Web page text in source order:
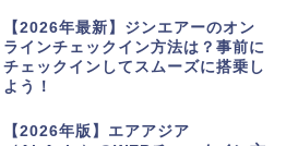
【2026年最新】ジンエアーのオン
ラインチェックイン方法は？事前に
チェックインしてスムーズに搭乗し
よう！
【2026年版】エアアジア